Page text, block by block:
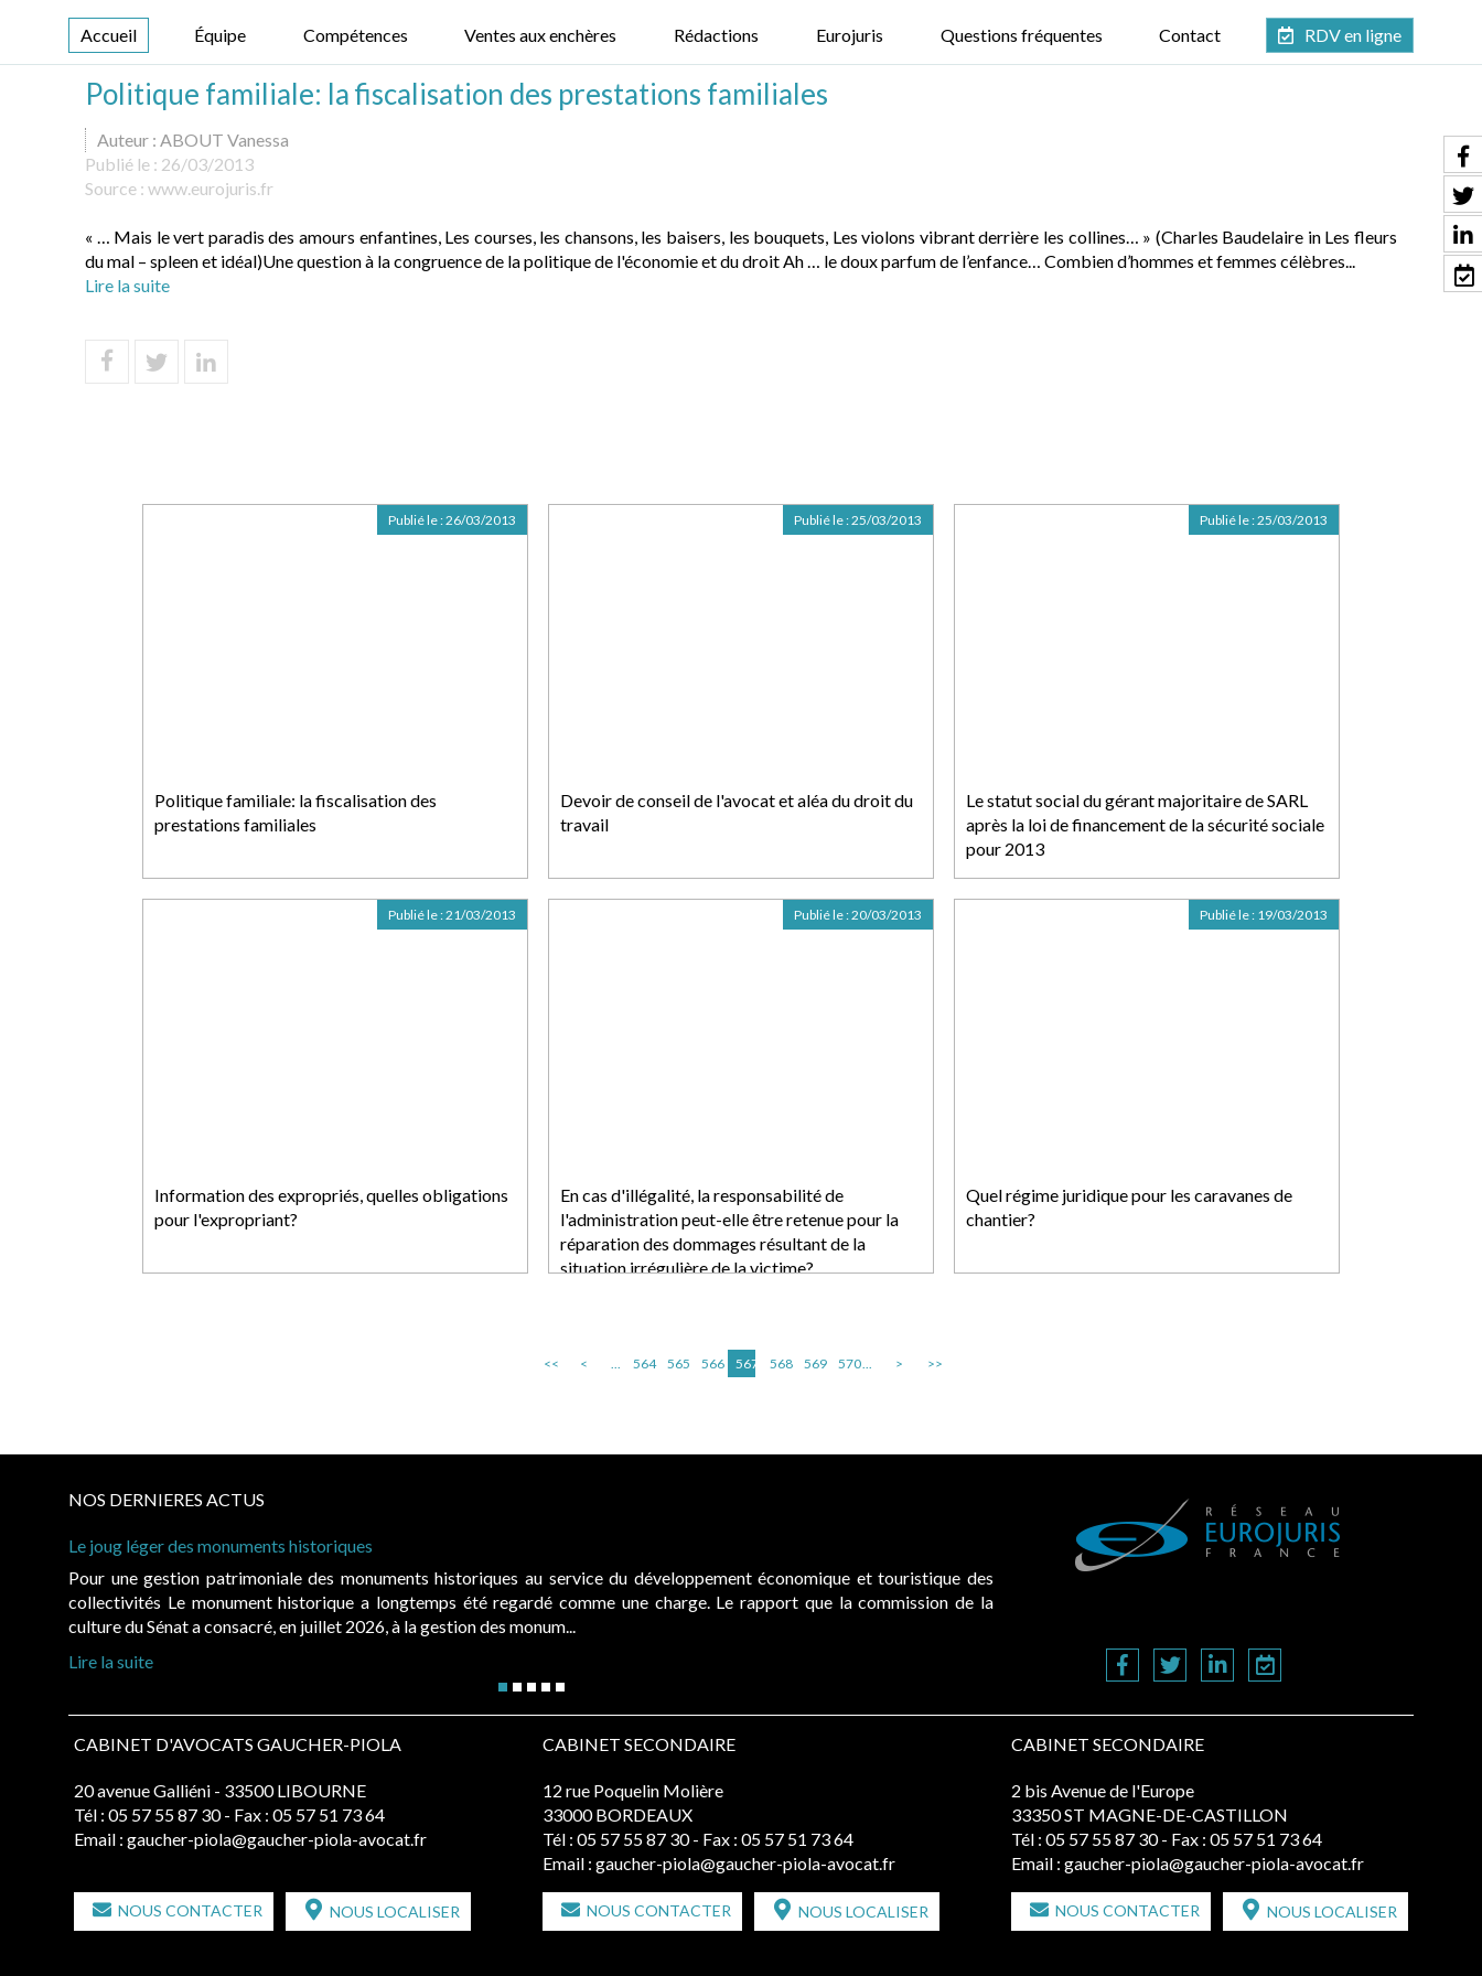
Accueil Équipe Compétences Ventes aux enchères Rédactions Eurojuris Questions fréquentes Contact RDV en ligne
Politique familiale: la fiscalisation des prestations familiales
Auteur : ABOUT Vanessa
Publié le : 26/03/2013
Source : www.eurojuris.fr
« … Mais le vert paradis des amours enfantines, Les courses, les chansons, les baisers, les bouquets, Les violons vibrant derrière les collines… » (Charles Baudelaire in Les fleurs
du mal – spleen et idéal)Une question à la congruence de la politique de l'économie et du droit Ah … le doux parfum de l’enfance… Combien d’hommes et femmes célèbres...
Lire la suite
Politique familiale: la fiscalisation des
prestations familiales
Publié le :26/03/2013
Devoir de conseil de l'avocat et aléa du droit du
travail
Publié le :25/03/2013
Le statut social du gérant majoritaire de SARL
après la loi de financement de la sécurité sociale
pour 2013
Publié le :25/03/2013
Information des expropriés, quelles obligations
pour l'expropriant?
Publié le :21/03/2013
En cas d'illégalité, la responsabilité de
l'administration peut-elle être retenue pour la
réparation des dommages résultant de la
situation irrégulière de la victime?
Publié le :20/03/2013
Quel régime juridique pour les caravanes de
chantier?
Publié le : 19/03/2013
<< < ... 564 565 566 567 568 569 570... > >>
NOS DERNIERES ACTUS
Le joug léger des monuments historiques
Pour une gestion patrimoniale des monuments historiques au service du développement économique et touristique des
collectivités Le monument historique a longtemps été regardé comme une charge. Le rapport que la commission de la
culture du Sénat a consacré, en juillet 2026, à la gestion des monum...
Lire la suite
CABINET D'AVOCATS GAUCHER-PIOLA
20 avenue Galliéni - 33500 LIBOURNE
Tél : 05 57 55 87 30 - Fax : 05 57 51 73 64
Email : gaucher-piola@gaucher-piola-avocat.fr
NOUS CONTACTER NOUS LOCALISER
CABINET SECONDAIRE
12 rue Poquelin Molière
33000 BORDEAUX
Tél : 05 57 55 87 30 - Fax : 05 57 51 73 64
Email : gaucher-piola@gaucher-piola-avocat.fr
NOUS CONTACTER NOUS LOCALISER
CABINET SECONDAIRE
2 bis Avenue de l'Europe
33350 ST MAGNE-DE-CASTILLON
Tél : 05 57 55 87 30 - Fax : 05 57 51 73 64
Email : gaucher-piola@gaucher-piola-avocat.fr
NOUS CONTACTER NOUS LOCALISER